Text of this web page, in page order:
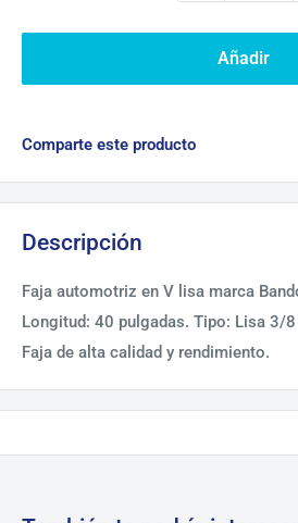
Añadir
Comparte este producto
Descripción
Faja automotriz en V lisa marca
Longitud: 40 pulgadas. Tipo: Lisa 3/
Faja de alta calidad y rendimiento.